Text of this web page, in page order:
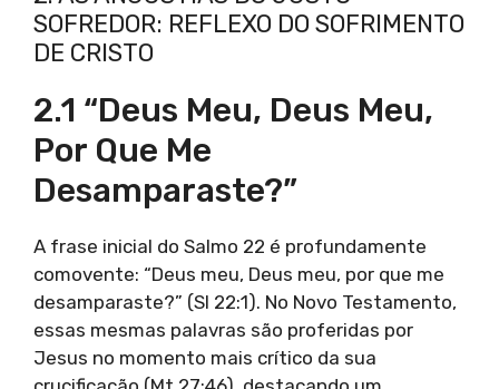
SOFREDOR: REFLEXO DO SOFRIMENTO
DE CRISTO
2.1 “Deus Meu, Deus Meu,
Por Que Me
Desamparaste?”
A frase inicial do Salmo 22 é profundamente
comovente: “Deus meu, Deus meu, por que me
desamparaste?” (Sl 22:1). No Novo Testamento,
essas mesmas palavras são proferidas por
Jesus no momento mais crítico da sua